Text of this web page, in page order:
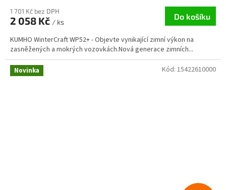
1 701 Kč bez DPH
2 058 Kč / ks
Do košíku
KUMHO WinterCraft WP52+ - Objevte vynikající zimní výkon na
zasněžených a mokrých vozovkách.Nová generace zimních...
Novinka Kód: 15422610000